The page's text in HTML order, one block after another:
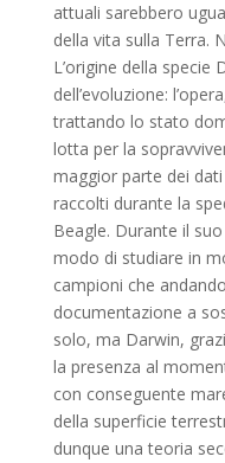
attuali sarebbero
della vita sulla Terra.
L’origine della specie
dell’evoluzione:
trattando lo stato
lotta per la
maggior parte dei
raccolti durante la
Beagle. Durante il
modo di studiare in
campioni che
documentazione a
solo, ma Darwin,
la presenza al
con conseguente
della superficie
dunque una teoria